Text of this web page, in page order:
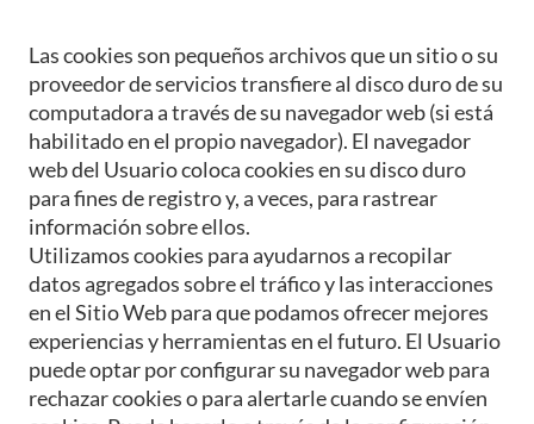
Las cookies son pequeños archivos que un sitio o su
proveedor de servicios transfiere al disco duro de su
computadora a través de su navegador web (si está
habilitado en el propio navegador). El navegador
web del Usuario coloca cookies en su disco duro
para fines de registro y, a veces, para rastrear
información sobre ellos.
Utilizamos cookies para ayudarnos a recopilar
datos agregados sobre el tráfico y las interacciones
en el Sitio Web para que podamos ofrecer mejores
experiencias y herramientas en el futuro. El Usuario
puede optar por configurar su navegador web para
rechazar cookies o para alertarle cuando se envíen